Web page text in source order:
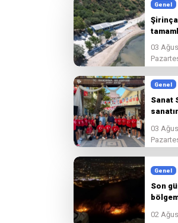
Genel
03
Genel
Sanat
03
Genel
Son
karşı
02